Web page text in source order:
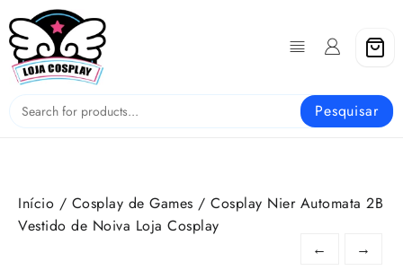
to
content
Pesquisar
Início / Cosplay de Games / Cosplay Nier Automata 2B
Vestido de Noiva Loja Cosplay
←
→